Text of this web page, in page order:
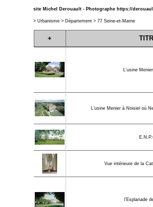
site Michel Derouault - Photographe https://
>Urbanisme> Département>77 Seine-et-Marne
+
L’usine
L’usine Menier à Noisiel où
Vue intérieure de la
l’Esplanade